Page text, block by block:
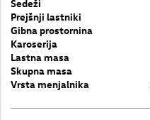
Sedeži
Prejšnji lastniki
Gibna prostornina
Karoserija
Lastna masa
Skupna masa
Vrsta menjalnika